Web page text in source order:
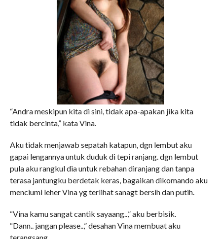
“Andra meskipun kita di sini, tidak apa-apakan jika kita
tidak bercinta,” kata Vina.
Aku tidak menjawab sepatah katapun, dgn lembut aku
gapai lengannya untuk duduk di tepi ranjang. dgn lembut
pula aku rangkul dia untuk rebahan diranjang dan tanpa
terasa jantungku berdetak keras, bagaikan dikomando aku
menciumi leher Vina yg terlihat sanagt bersih dan putih.
“Vina kamu sangat cantik sayaang..,” aku berbisik.
“Dann.. jangan please..,” desahan Vina membuat aku